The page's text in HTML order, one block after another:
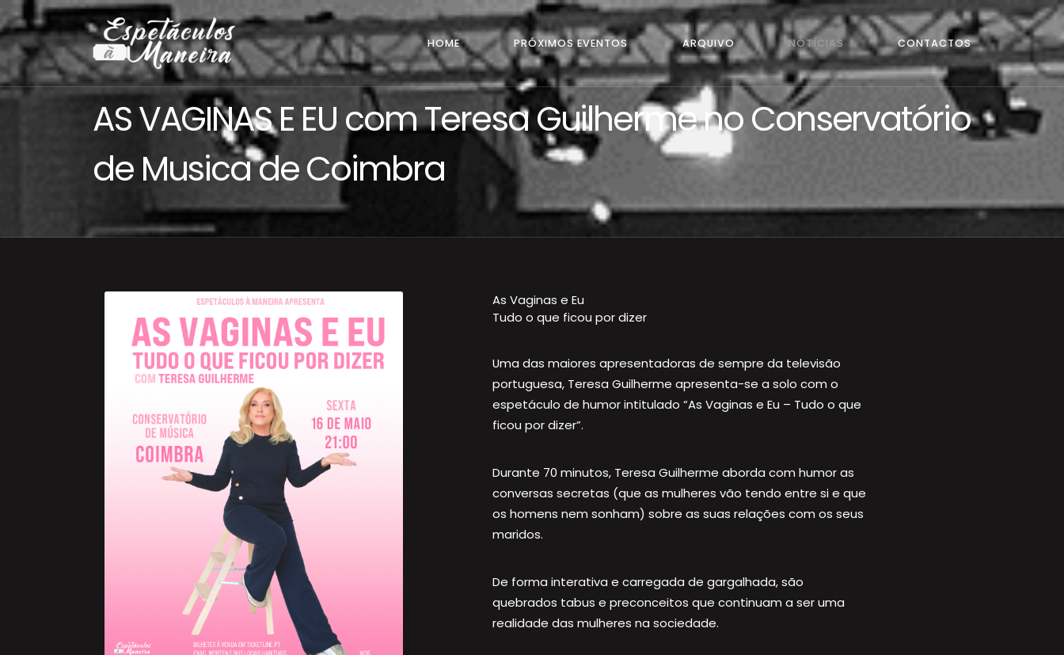
HOME PRÓXIMOS EVENTOS ARQUIVO NOTÍCIAS CONTACTOS
AS VAGINAS E EU com Teresa Guilherme no Conservatório
de Musica de Coimbra
As Vaginas e Eu
Tudo o que ficou por dizer
Uma das maiores apresentadoras de sempre da televisão
portuguesa, Teresa Guilherme apresenta-se a solo com o
espetáculo de humor intitulado “As Vaginas e Eu – Tudo o que
ficou por dizer”.
Durante 70 minutos, Teresa Guilherme aborda com humor as
conversas secretas (que as mulheres vão tendo entre si e que
os homens nem sonham) sobre as suas relações com os seus
maridos.
De forma interativa e carregada de gargalhada, são
quebrados tabus e preconceitos que continuam a ser uma
realidade das mulheres na sociedade.